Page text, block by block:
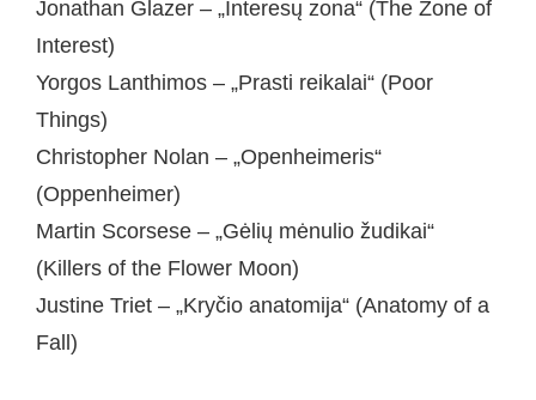
Jonathan Glazer – „Interesų zona“ (The Zone of
Interest)
Yorgos Lanthimos – „Prasti reikalai“ (Poor
Things)
Christopher Nolan – „Openheimeris“
(Oppenheimer)
Martin Scorsese – „Gėlių mėnulio žudikai“
(Killers of the Flower Moon)
Justine Triet – „Kryčio anatomija“ (Anatomy of a
Fall)